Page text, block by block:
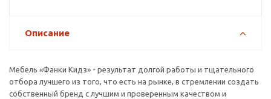
Описание
Мебель «Фанки Кидз» - результат долгой работы и тщательного
отбора лучшего из того, что есть на рынке, в стремлении создать
собственный бренд с лучшим и проверенным качеством и